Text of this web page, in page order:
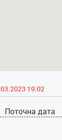
19:02
Поточна дата